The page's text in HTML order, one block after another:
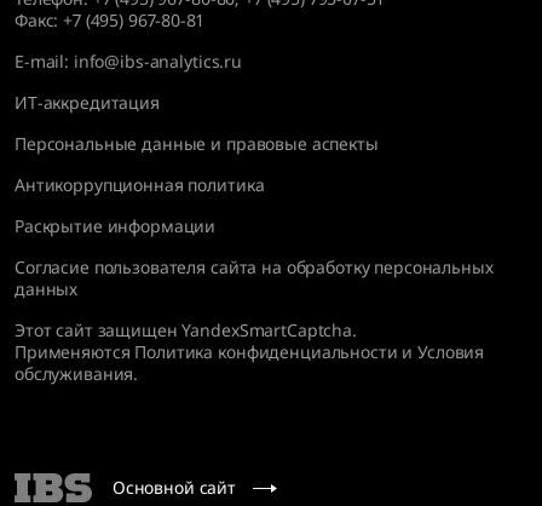
Факс:+7 (495) 967-80-81
E-mail: info@ibs-analytics.ru
ИТ-аккредитация
Персональные данные и правовые аспекты
Антикоррупционная политика
Раскрытие информации
Согласие пользователя сайта на обработку персональных
данных
Этот сайт защищен YandexSmartCaptcha.
Применяются Политика конфиденциальности иУсловия
обслуживания.
Основной сайт